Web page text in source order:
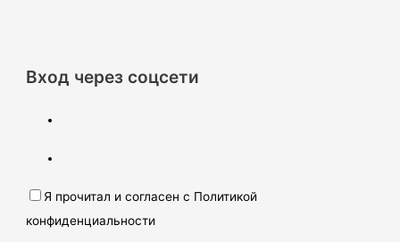
Вход через соцсети
Я прочитал и согласен с Политикой
конфиденциальности